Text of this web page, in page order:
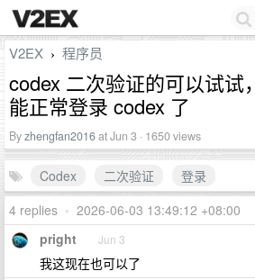
V2EX › 程序员
codex 二次验证的可以试试
能正常登录 codex 了
Byzhengfan2016at Jun 3 · 1650 views
Codex 二次验证
登录
4 replies • 2026-06-03 13:49:12 +08:00
pright Jun 3
我这现在也可以了